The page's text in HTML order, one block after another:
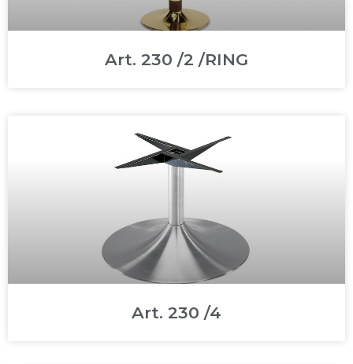
Art. 230 /2 /RING
Art. 230 /4